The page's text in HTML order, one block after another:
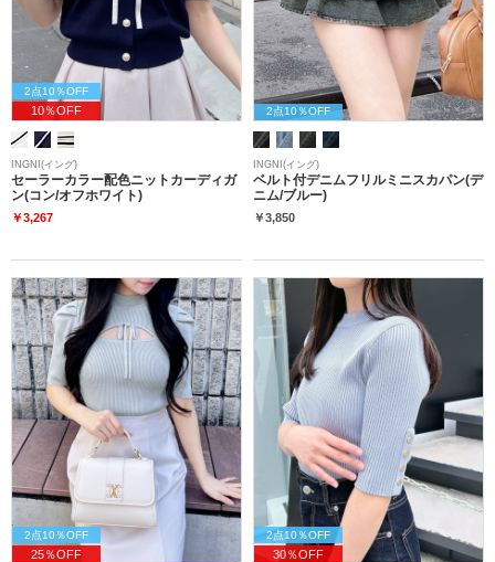
2点10％OFF
10％OFF
INGNI(イング)
セーラーカラー配色ニットカーディガ
ン(コン/オフホワイト)
￥3,267
2点10％OFF
INGNI(イング)
ベルト付デニムフリルミニスカパン(デ
ニム/ブルー)
￥3,850
2点10％OFF
25％OFF
2点10％OFF
30％OFF